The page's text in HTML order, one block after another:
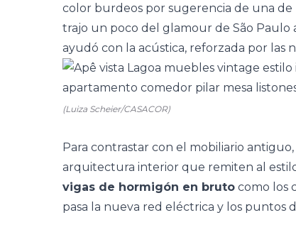
color burdeos por sugerencia de una de
trajo un poco del glamour de São Paulo
ayudó con la acústica, reforzada por las
(Luiza Scheier/CASACOR)
Para contrastar con el mobiliario
arquitectura interior que remiten al
vigas de hormigón en bruto como los
pasa la nueva red eléctrica y los puntos